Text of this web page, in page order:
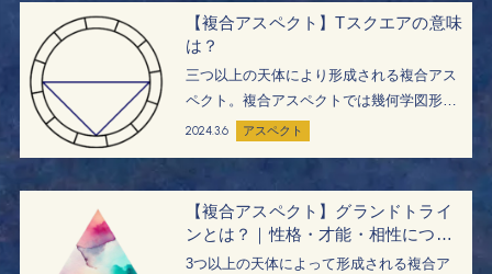
今回は、その中でも特別な図形を形成する
「…
【複合アスペクト】Tスクエアの意味
は？
三つ以上の天体により形成される複合アス
ペクト。複合アスペクトでは幾何学図形が
描かれ、アスペクトのエネルギーがさらに
う。 今回は、その中でもハードなアスペク
ト…
2024.3.6 アスペクト
【複合アスペクト】グランドトライ
ンとは？｜性格・才能・相性につい
て
3つ以上の天体によって形成される複合ア